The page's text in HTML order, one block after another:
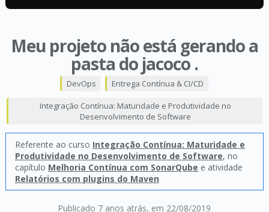
Meu projeto não está gerando a
pasta do jacoco .
Publicado 7 anos atrás, em 22/08/2019
DevOps Entrega Contínua & CI/CD
Integração Contínua: Maturidade e Produtividade no
Desenvolvimento de Software
Referente ao curso Integração Contínua: Maturidade e
Produtividade no Desenvolvimento de Software, no
capítulo Melhoria Contínua com SonarQube e atividade
Relatórios com plugins do Maven